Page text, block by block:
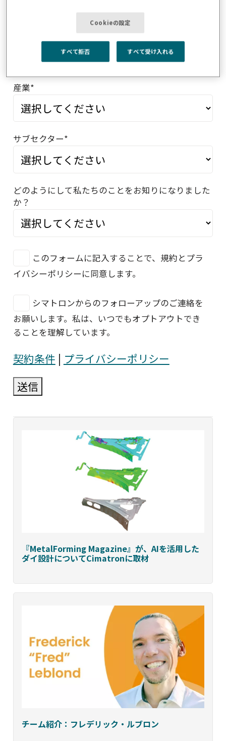
郵便番号/郵便番号*
産業*
サブセクター*
どのようにして私たちのことをお知りになりました
か？
このフォームに記入することで、規約とプラ
イバシーポリシーに同意します。
シマトロンからのフォローアップのご連絡を
お願いします。私は、いつでもオプトアウトでき
ることを理解しています。
契約条件 | プライバシーポリシー
送信
『MetalForming Magazine』が、AIを活用した
ダイ設計についてCimatronに取材
チーム紹介：フレデリック・ルブロン
Cookieの設定
すべて拒否 すべて受け入れる